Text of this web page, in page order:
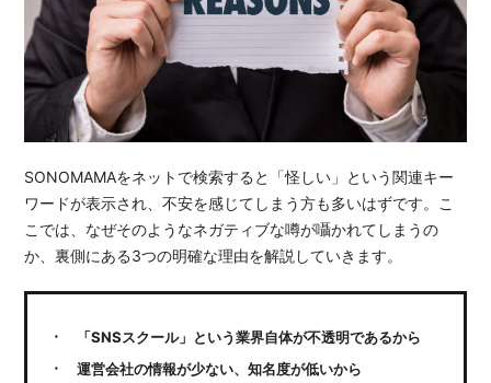
SONOMAMAをネットで検索すると「怪しい」という関連キー
ワードが表示され、不安を感じてしまう方も多いはずです。こ
こでは、なぜそのようなネガティブな噂が囁かれてしまうの
か、裏側にある3つの明確な理由を解説していきます。
「SNSスクール」という業界自体が不透明であるから
運営会社の情報が少ない、知名度が低いから